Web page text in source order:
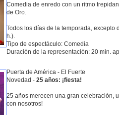
Comedia de enredo con un ritmo
de Oro.
Todos los días de la temporada,
h.).
Tipo de espectáculo: Comedia
Duración de la representación: 20 min.
Puerta de América - El Fuerte
Novedad - 25 años: ¡fiesta!
25 años merecen una gran celebración,
con nosotros!